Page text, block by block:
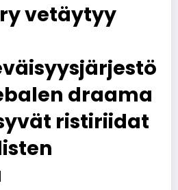
vetäytyy
draama
ristiriidat